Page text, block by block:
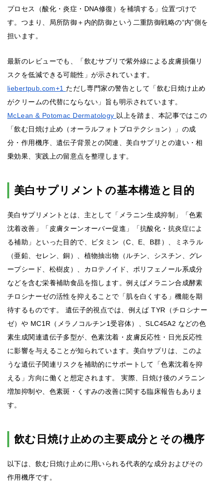
プロセス（酸化・炎症・DNA修復）を補填する」位置づけで
す。つまり、局所防御＋内的防御という二重防御戦略の“内”側を
担います。
最新のレビューでも、「飲むサプリで紫外線による皮膚損傷リ
スクを低減できる可能性」が示されています。
liebertpub.com+1 ただし専門家の警告として「飲む日焼け止め
がクリームの代替にならない」旨も明示されています。
McLean & Potomac Dermatology 以上を踏ま、本記事ではこの
「飲む日焼け止め（オーラルフォトプロテクション）」の成
分・作用機序、遺伝子背景との関連、美白サプリとの違い・相
乗効果、実践上の留意点を整理します。
美白サプリメントの基本構造と目的
美白サプリメントとは、主として「メラニン生成抑制」「色素
沈着改善」「皮膚ターンオーバー促進」「抗酸化・抗炎症によ
る補助」といった目的で、ビタミン（C、E、B群）、ミネラル
（亜鉛、セレン、銅）、植物抽出物（ルチン、シスチン、グレ
ープシード、松樹皮）、カロテノイド、ポリフェノール系成分
などを含む栄養補助食品を指します。例えばメラニン合成酵素
チロシナーゼの活性を抑えることで「肌を白くする」機能を期
待するものです。 遺伝子的視点では、例えば TYR（チロシナー
ゼ）や MC1R（メラノコルチン1受容体）、SLC45A2 などの色
素生成関連遺伝子多型が、色素沈着・皮膚反応性・日光反応性
に影響を与えることが知られています。美白サプリは、このよ
うな遺伝子関連リスクを補助的にサポートして「色素沈着を抑
える」方向に働くと想定されます。 実際、日焼け後のメラニン
増加抑制や、色素斑・くすみの改善に関する臨床報告もありま
す。
飲む日焼け止めの主要成分とその機序
以下は、飲む日焼け止めに用いられる代表的な成分およびその
作用機序です。